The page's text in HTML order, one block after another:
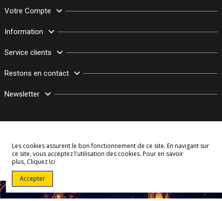
Votre Compte
Information
Service clients
Restons en contact
Newsletter
© Copyright 2003–2026 Bollymarket.com - Tous Droits Réservés
Les cookies assurent le bon fonctionnement de ce site. En navigant sur
ce site, vous acceptez l'utilisation des cookies. Pour en savoir
plus, Cliquez Ici
Accepter